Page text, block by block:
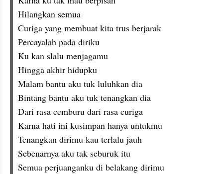
Hilangkan semua
Curiga yang membuat kita trus berjarak
Percayalah pada diriku
Ku kan slalu menjagamu
Hingga akhir hidupku
Malam bantu aku tuk luluhkan dia
Bintang bantu aku tuk tenangkan dia
Dari rasa cemburu dari rasa curiga
Karna hati ini kusimpan hanya untukmu
Tenangkan dirimu kau terlalu jauh
Sebenarnya aku tak seburuk itu
Semua perjuanganku di belakang dirimu